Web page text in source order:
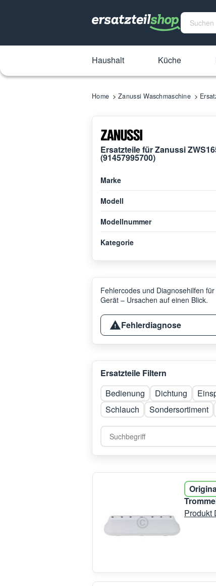
Haushalt Küche
Home Zanussi Waschmaschine
Ersatzteile für Zanussi
(91457995700)
Marke
Modell
Modellnummer
Kategorie
Fehlercodes und Diagnosehilfen
Gerät – Ursachen auf einen Blick.
Fehlerdiagnose
Ersatzteile Filtern
Bedienung
Dichtung
Schlauch
Sondersortiment
Produkt